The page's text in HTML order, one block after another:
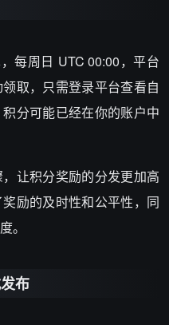
每周日 UTC 00:00，平台
取，只需登录平台查看自
分可能已经在你的账户中
让积分奖励的分发更加高
励的及时性和公平性，同
。
布